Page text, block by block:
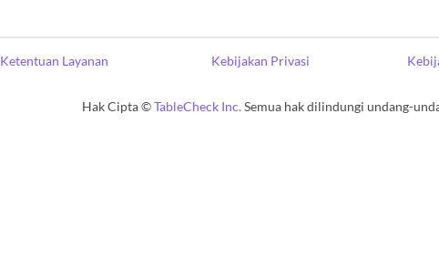
Ketentuan Layanan Kebijakan Privasi
Hak Cipta ©TableCheck Inc.Semua hak dilindungi undang-